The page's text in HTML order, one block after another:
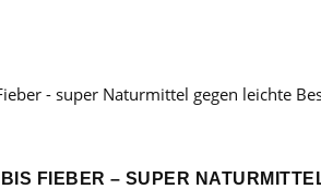
FIEBER – SUPER